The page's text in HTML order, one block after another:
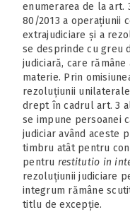
enumerarea de la art.
80/2013 a operațiunii
extrajudiciare și a
se desprinde cu greu
judiciară, care
materie. Prin
rezoluțiunii
drept în cadrul art. 3
se impune persoanei
judiciar având aceste
timbru atât pentru
pentru restitutio in
rezoluțiunii judiciare
integrum rămâne
titlu de excepție.